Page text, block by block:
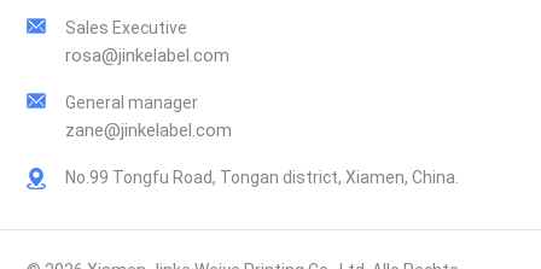
Sales Executive
rosa@jinkelabel.com
General manager
zane@jinkelabel.com
No.99 Tongfu Road, Tongan district, Xiamen, China.